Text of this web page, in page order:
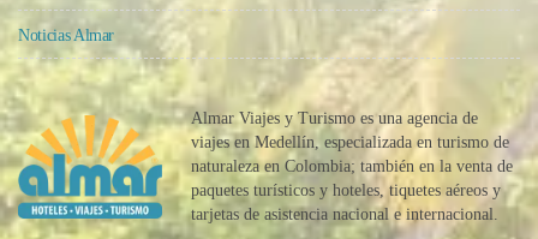
Noticias Almar
Almar Viajes y Turismo es una agencia de
viajes en Medellín, especializada en turismo de
naturaleza en Colombia; también en la venta de
paquetes turísticos y hoteles, tiquetes aéreos y
tarjetas de asistencia nacional e internacional.